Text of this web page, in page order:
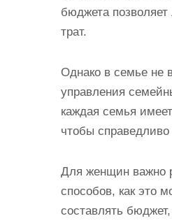
бюджета
трат.
Однако в семье не
управления
каждая семья
чтобы
Для женщин важно
способов, как это
составлять